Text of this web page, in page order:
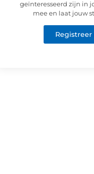
geïnteresseerd zijn in
mee en laat jouw
Registreer